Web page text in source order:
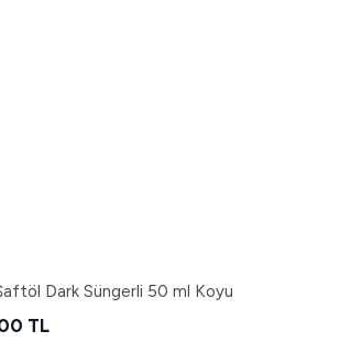
Dark Süngerli 50 ml Koyu
TL